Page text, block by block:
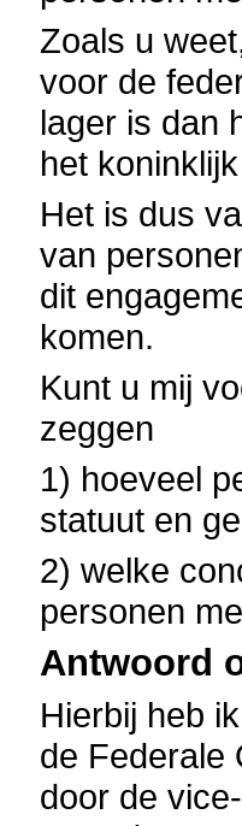
Zoals u
voor de
lager is dan
het
Het is dus
van
dit
komen.
Kunt u mij
zeggen
1) hoeveel
statuut en
2) welke
personen
Antwoord
Hierbij heb
de Federale
door de